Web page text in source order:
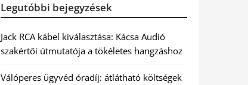
Legutóbbi bejegyzések
Jack RCA kábel kiválasztása: Kácsa Audió
szakértői útmutatója a tökéletes hangzáshoz
Válóperes ügyvéd óradíj: átlátható költségek